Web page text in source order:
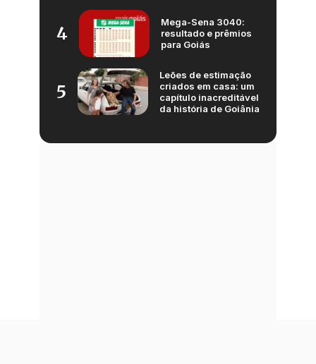
4
Mega-Sena 3040:
resultado e prêmios
para Goiás
5
Leões de estimação
criados em casa: um
capítulo inacreditável
da história de Goiânia